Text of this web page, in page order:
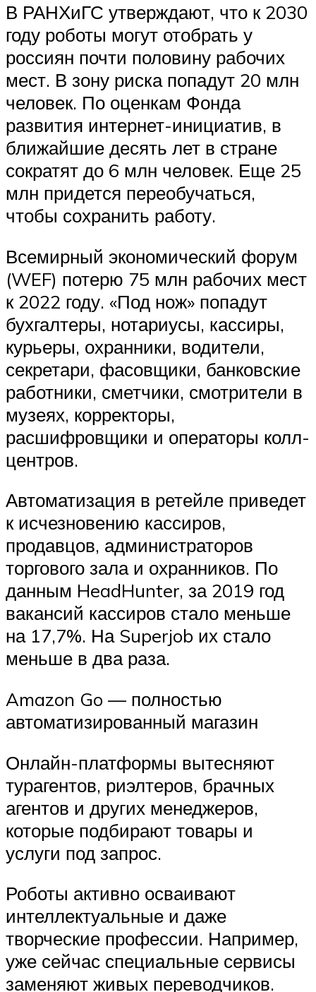
В РАНХиГС утверждают, что к 2030
году роботы могут отобрать у
россиян почти половину рабочих
мест. В зону риска попадут 20 млн
человек. По оценкам Фонда
развития интернет-инициатив, в
ближайшие десять лет в стране
сократят до 6 млн человек. Еще 25
млн придется переобучаться,
чтобы сохранить работу.
Всемирный экономический форум
(WEF) потерю 75 млн рабочих мест
к 2022 году. «Под нож» попадут
бухгалтеры, нотариусы, кассиры,
курьеры, охранники, водители,
секретари, фасовщики, банковские
работники, сметчики, смотрители в
музеях, корректоры,
расшифровщики и операторы колл-
центров.
Автоматизация в ретейле приведет
к исчезновению кассиров,
продавцов, администраторов
торгового зала и охранников. По
данным HeadHunter, за 2019 год
вакансий кассиров стало меньше
на 17,7%. На Superjob их стало
меньше в два раза.
Amazon Go — полностью
автоматизированный магазин
Онлайн-платформы вытесняют
турагентов, риэлтеров, брачных
агентов и других менеджеров,
которые подбирают товары и
услуги под запрос.
Роботы активно осваивают
интеллектуальные и даже
творческие профессии. Например,
уже сейчас специальные сервисы
заменяют живых переводчиков.